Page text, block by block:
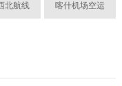
北航线 喀什机场空运